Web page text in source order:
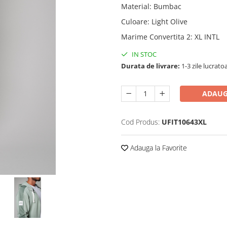
Material: Bumbac
Culoare: Light Olive
Marime Convertita 2: XL INTL
IN STOC
Durata de livrare: 1-3 zile
Cod Produs: UFIT10643XL
Adauga la Favorite